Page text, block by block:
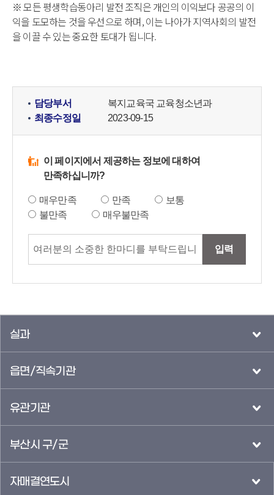
※ 모든 평생학습동아리 발전 조직은 개인의 이익보다 공공의 이
익을 도모하는 것을 우선으로 하며, 이는 나아가 지역사회의 발전
을 이끌 수 있는 중요한 토대가 됩니다.
담당부서
복지교육국 교육청소년과
최종수정일
2023-09-15
이 페이지에서 제공하는 정보에 대하여
만족하십니까?
매우만족 만족
보통
불만족
매우불만족
입력
실과
읍면/직속기관
유관기관
부산시 구/군
자매결연도시